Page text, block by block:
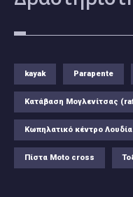
kayak Parapente
Κατάβαση Μογλενίτσας
Κωπηλατικό κέντρο Λουδία
Πίστα Moto cross